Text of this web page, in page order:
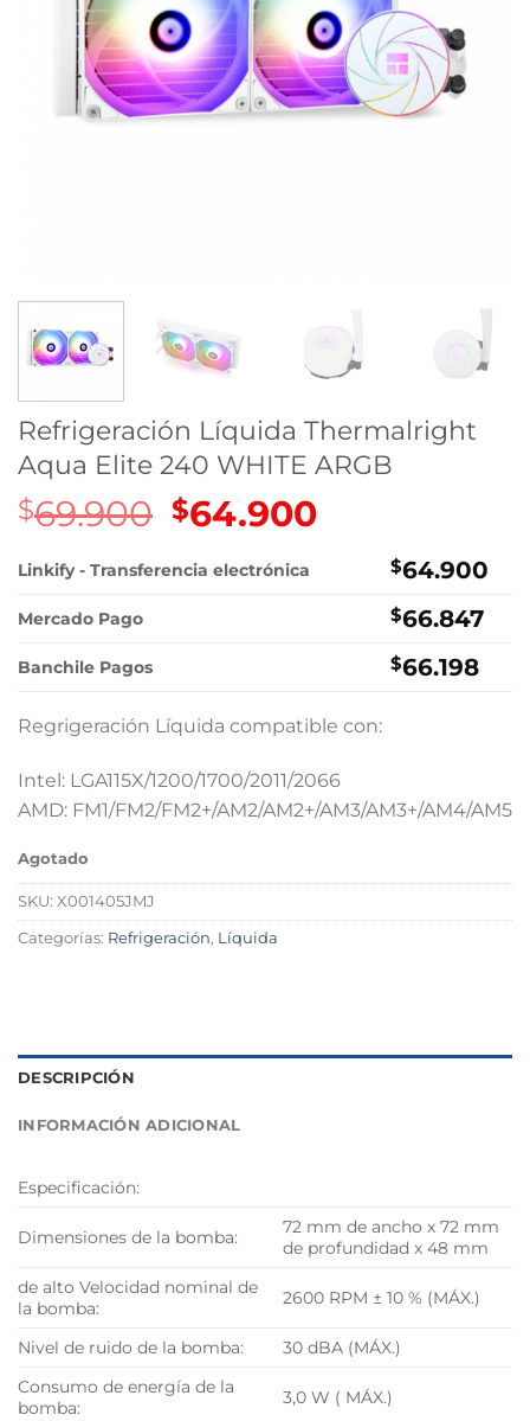
Refrigeración Líquida Thermalright
Aqua Elite 240 WHITE ARGB
$69.900 El
precio
original
$64.900El
actual
$64.900.
Linkify - Transferencia electrónica $64.900
Mercado Pago $66.847
Banchile Pagos $66.198
Regrigeración Líquida compatible con:
Intel: LGA115X/1200/1700/2011/2066
AMD: FM1/FM2/FM2+/AM2/AM2+/AM3/AM3+/AM4/AM5
Agotado
SKU: X001405JMJ
Categorías: Refrigeración, Líquida
DESCRIPCIÓN
INFORMACIÓN ADICIONAL
Especificación:
Dimensiones de la bomba:
72 mm de ancho x 72 mm
de profundidad x 48 mm
de alto Velocidad nominal de
la bomba:
2600 RPM ± 10 % (MÁX.)
Nivel de ruido de la bomba:
30 dBA (MÁX.)
Consumo de energía de la
bomba:
3,0 W ( MÁX.)